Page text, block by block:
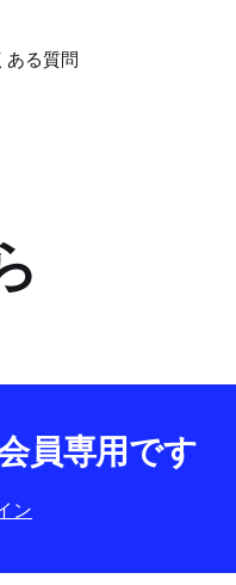
ある質問
員専用です
ン